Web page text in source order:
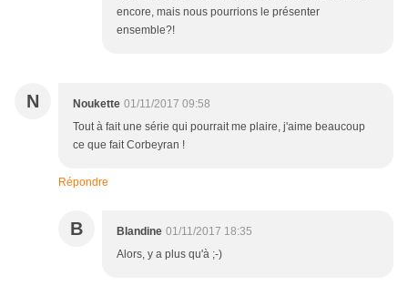
encore, mais nous pourrions le présenter
ensemble?!
N Noukette 01/11/2017 09:58
Tout à fait une série qui pourrait me plaire, j'aime beaucoup
ce que fait Corbeyran !
Répondre
B Blandine 01/11/2017 18:35
Alors, y a plus qu'à ;-)